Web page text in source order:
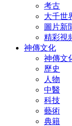
考古
大千世
圖片新
精彩視
神傳文化
神傳文
歷史
人物
中醫
科技
藝術
典籍